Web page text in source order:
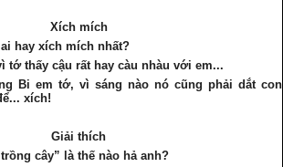
Xích mích
hay xích mích nhất?
tớ thấy cậu rất hay càu nhàu với em...
Bi em tớ, vì sáng nào nó cũng phải dắt con
xích!
Giải thích
cây” là thế nào hả anh?